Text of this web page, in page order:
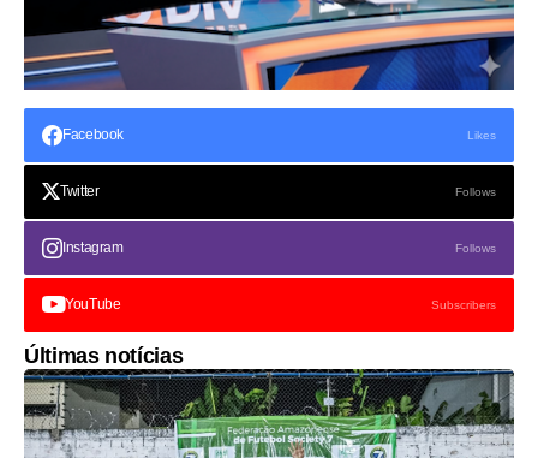
Facebook Likes
Twitter Follows
Instagram Follows
YouTube Subscribers
Últimas notícias